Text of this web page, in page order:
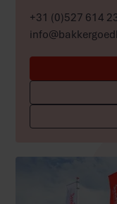
+31 (0)527 614